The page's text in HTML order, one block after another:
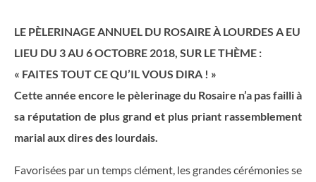
LE PÈLERINAGE ANNUEL DU ROSAIRE À LOURDES A EU
LIEU DU 3 AU 6 OCTOBRE 2018, SUR LE THÈME :
« FAITES TOUT CE QU’IL VOUS DIRA ! »
Cette année encore le pèlerinage du Rosaire n’a pas failli à
sa réputation de plus grand et plus priant rassemblement
marial aux dires des lourdais.
Favorisées par un temps clément, les grandes cérémonies se